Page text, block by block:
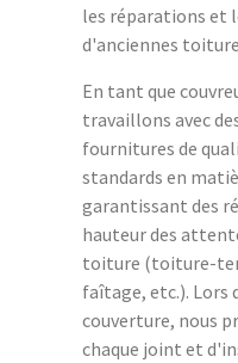
les réparations et
d'anciennes
En tant que
travaillons avec
fournitures de
standards en
garantissant des
hauteur des
toiture (toiture-
faîtage, etc.). Lors
couverture, nous
chaque joint et